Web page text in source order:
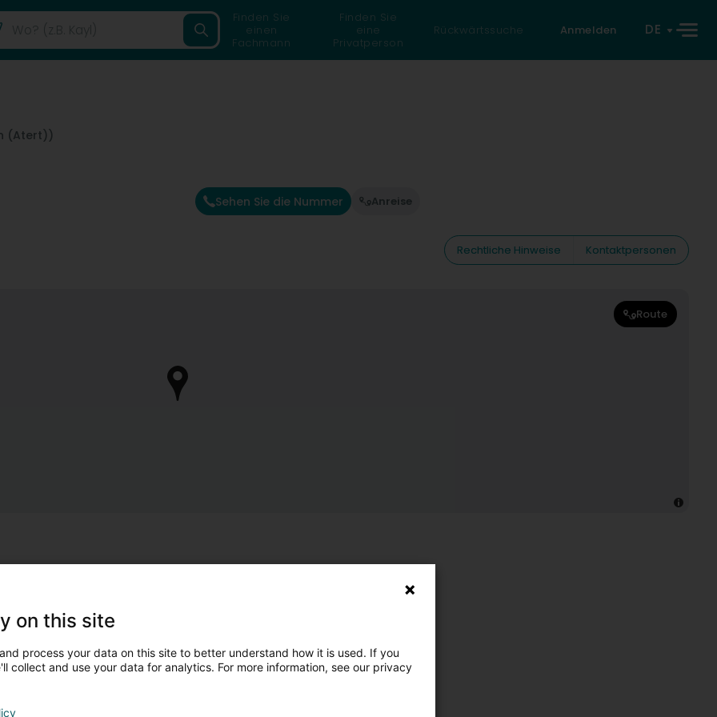
Finden Sie
einen
Fachmann
Finden Sie
eine
Privatperson
Rückwärtssuche Anmelden DE
(Atert))
Sehen Sie die Nummer Anreise
Rechtliche Hinweise Kontaktpersonen
Route
on this site
process your data on this site to better understand how it is used. If you
collect and use your data for analytics. For more information, see our privacy